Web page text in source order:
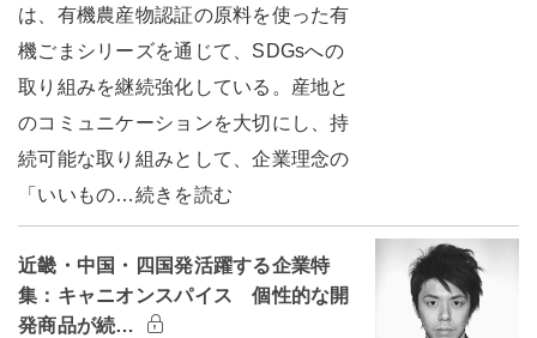
は、有機農産物認証の原料を使った有
機ごまシリーズを通じて、SDGsへの
取り組みを継続強化している。産地と
のコミュニケーションを大切にし、持
続可能な取り組みとして、企業理念の
「いいもの…続きを読む
近畿・中国・四国発活躍する企業特
集：キャニオンスパイス 個性的な開
発商品が続…